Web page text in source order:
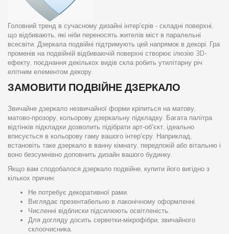
Головний тренд в сучасному дизайні інтер'єрів - складні поверхні,
що відбивають, які ніби переносять жителів міст в паралельні
всесвіти. Дзеркала подвійні підтримують цей напрямок в декорі. Гра
променів на подвійній відбиваючій поверхні створює ілюзію 3D-
ефекту, поєднання декількох видів скла робить утилітарну річ
елітним елементом декору.
ЗАМОВИТИ ПОДВІЙНЕ ДЗЕРКАЛО
Звичайне дзеркало незвичайної форми кріпиться на матову,
матово-прозору, кольорову дзеркальну підкладку. Багата палітра
відтінків підкладки дозволить підібрати арт-об'єкт, ідеально
вписується в кольорову гаму вашого інтер'єру. Наприклад,
встановіть таке дзеркало в ванну кімнату, передпокій або вітальню і
воно безсумнівно доповнить дизайн вашого будинку.
Якщо вам сподобалося дзеркало подвійне, купити його вигідно з
кількох причин:
Не потребує декоративної рами.
Виглядає презентабельно в лаконічному оформленні.
Численні відблиски підсилюють освітленість.
Для догляду досить серветки-мікрофібри, звичайного
склоочисника.